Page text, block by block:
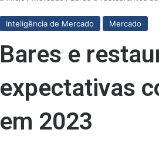
Inteligência de Mercado Mercado
Bares e
expectativas
em 2023